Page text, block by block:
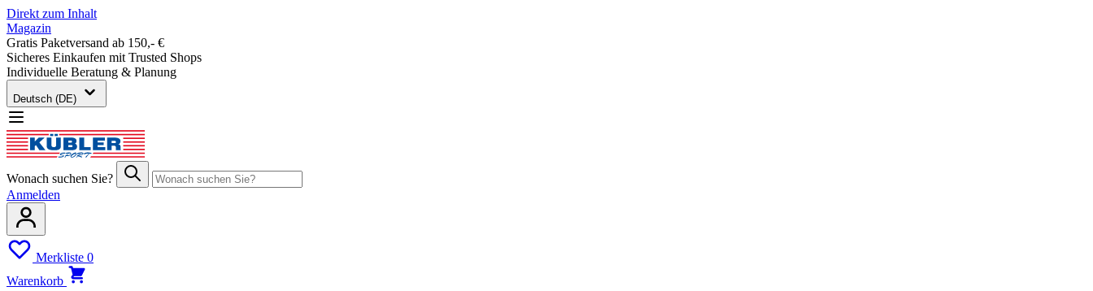
Direkt zum Inhalt
Magazin
Gratis Paketversand ab 150,- €
Sicheres Einkaufen mit Trusted Shops
Individuelle Beratung & Planung
Deutsch (DE)
Wonach suchen Sie?
Anmelden
Merkliste 0
Warenkorb